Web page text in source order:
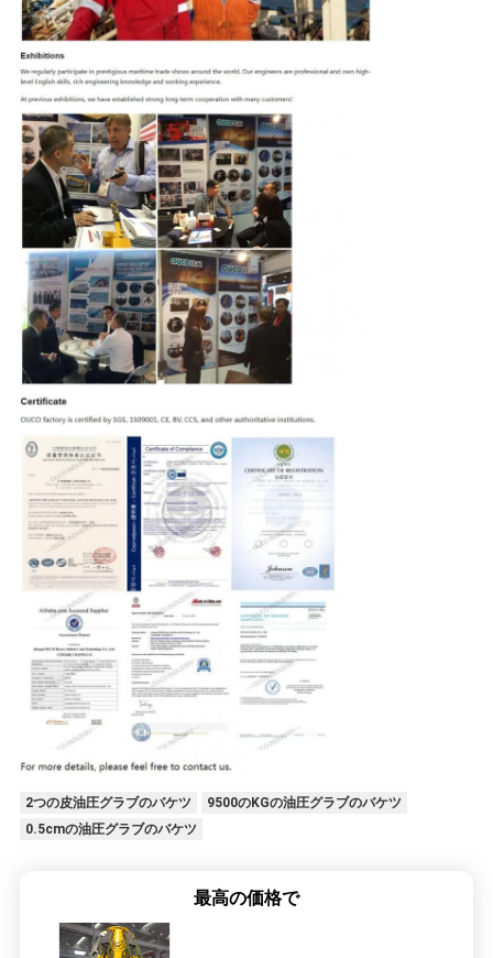
2つの皮油圧グラブのバケツ
9500のKGの油圧グラブのバケツ
0.5cmの油圧グラブのバケツ
最高の価格で